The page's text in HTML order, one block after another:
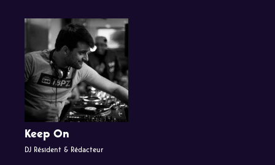
Keep On
DJ Résident & Rédacteur